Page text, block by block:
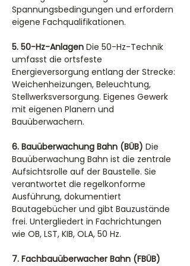
Spannungsbedingungen und erfordern
eigene Fachqualifikationen.
5. 50-Hz-Anlagen Die 50-Hz-Technik
umfasst die ortsfeste
Energieversorgung entlang der Strecke:
Weichenheizungen, Beleuchtung,
Stellwerksversorgung. Eigenes Gewerk
mit eigenen Planern und
Bauüberwachern.
6. Bauüberwachung Bahn (BÜB) Die
Bauüberwachung Bahn ist die zentrale
Aufsichtsrolle auf der Baustelle. Sie
verantwortet die regelkonforme
Ausführung, dokumentiert
Bautagebücher und gibt Bauzustände
frei. Untergliedert in Fachrichtungen
wie OB, LST, KIB, OLA, 50 Hz.
7. Fachbauüberwacher Bahn (FBÜB)